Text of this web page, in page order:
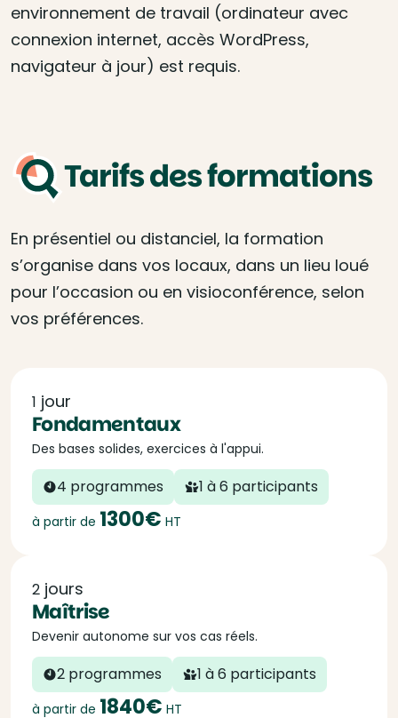
environnement de travail (ordinateur avec
connexion internet, accès WordPress,
navigateur à jour) est requis.
Tarifs des formations
En présentiel ou distanciel, la formation
s’organise dans vos locaux, dans un lieu loué
pour l’occasion ou en visioconférence, selon
vos préférences.
1 jour
Fondamentaux
Des bases solides, exercices à l'appui.
4 programmes 1 à 6 participants
à partir de 1300€ HT
2 jours
Maîtrise
Devenir autonome sur vos cas réels.
2 programmes 1 à 6 participants
à partir de 1840€ HT